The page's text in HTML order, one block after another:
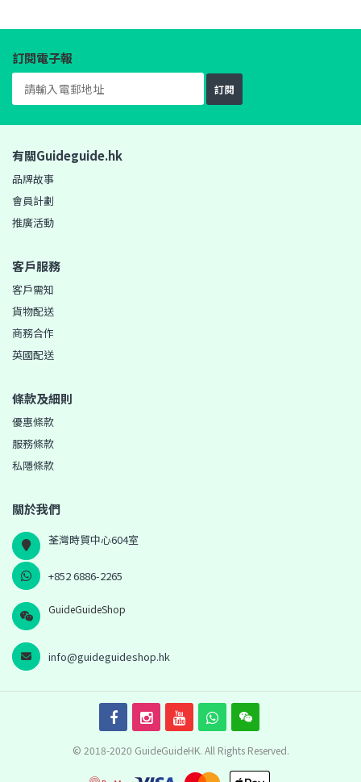
訂閱電子報
訂閱
有關Guideguide.hk
品牌故事
會員計劃
推廣活動
客戶服務
客戶需知
貨物配送
商務合作
英國配送
條款及細則
優惠條款
服務條款
私隱條款
關於我們
荃灣時貿中心604室
+852 6886-2265
GuideGuideShop
info@guideguideshop.hk
© 2018-2020 GuideGuideHK. All Rights Reserved.